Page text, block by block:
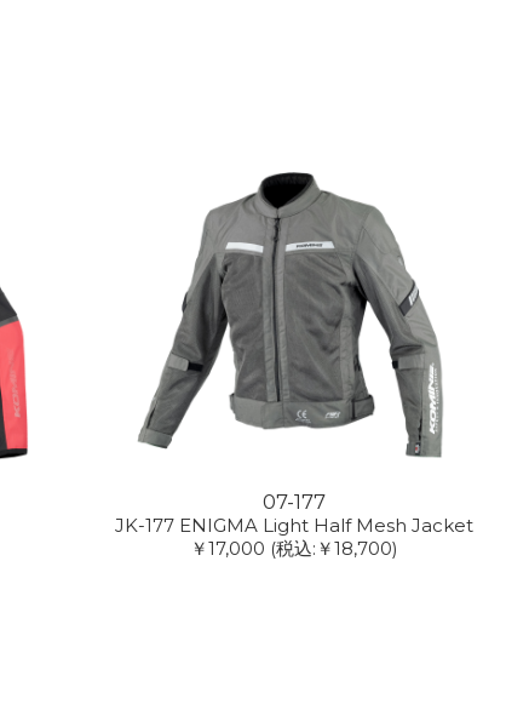
07-177
JK-177 ENIGMA Light Half Mesh Jacket
￥17,000 (税込:￥18,700)